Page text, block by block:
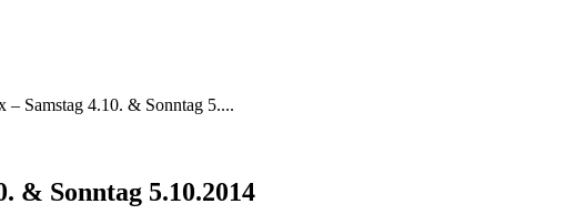
Samstag 4.10. & Sonntag 5....
& Sonntag 5.10.2014